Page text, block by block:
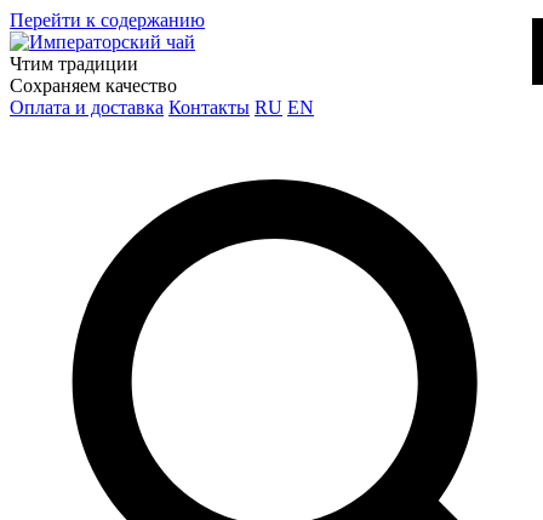
Перейти к содержанию
Чтим традиции
Сохраняем качество
Оплата и доставка Контакты RU EN